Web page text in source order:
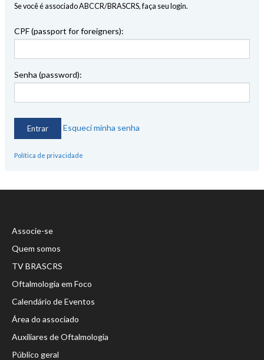
Se você é associado ABCCR/BRASCRS, faça seu login.
CPF (passport for foreigners):
Senha (password):
Esqueci minha senha
Política de privacidade
Associe-se
Quem somos
TV BRASCRS
Oftalmologia em Foco
Calendário de Eventos
Área do associado
Auxiliares de Oftalmologia
Público geral